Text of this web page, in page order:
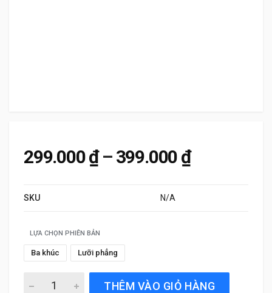
299.000₫ – 399.000 ₫Khoảng
SKU N/A
LỰA CHỌN PHIÊN BẢN
Ba khúc Lưỡi phẳng
Gạt Mưa Xe Chevrolet Aveo (2011 đến 2018) Silicone
THÊM VÀO GIỎ HÀNG